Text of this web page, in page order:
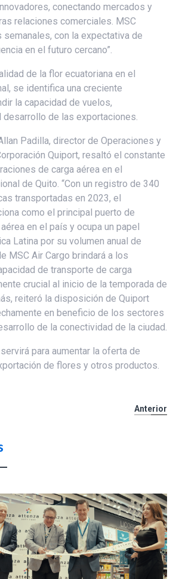
conectando mercados y
relaciones comerciales. MSC
con la expectativa de
en el futuro cercano”.
de la flor ecuatoriana en el
se identifica una creciente
la capacidad de vuelos,
desarrollo de las exportaciones.
Padilla, director de Operaciones y
Quiport, resaltó el constante
de carga aérea en el
de Quito. “Con un registro de 340
transportadas en 2023, el
como el principal puerto de
en el país y ocupa un papel
Latina por su volumen anual de
MSC Air Cargo brindará a los
de transporte de carga
crucial al inicio de la temporada de
reiteró la disposición de Quiport
en beneficio de los sectores
de la conectividad de la ciudad.
para aumentar la oferta de
de flores y otros productos.
Anterior